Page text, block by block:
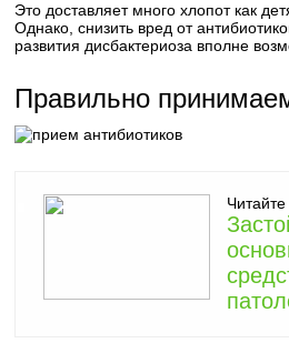
Это доставляет много хлопот как
Однако, снизить вред от
развития дисбактериоза вполне
Правильно
Читайте